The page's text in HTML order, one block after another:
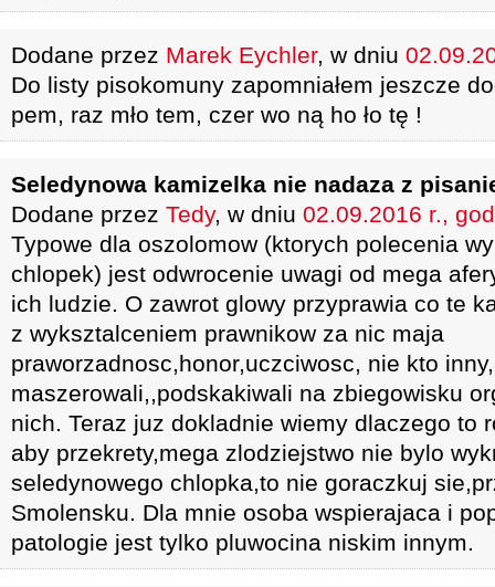
Dodane przez Marek Eychler, w dniu
Do listy pisokomuny zapomniałem jeszcze
pem, raz mło tem, czer wo ną ho ło tę !
Seledynowa kamizelka nie nadaza z
Dodane przez Tedy, w dniu 02.09.2016 r.,
Typowe dla oszolomow (ktorych polecenia
chlopek) jest odwrocenie uwagi od mega
ich ludzie. O zawrot glowy przyprawia co te
z wyksztalceniem prawnikow za nic maja
praworzadnosc,honor,uczciwosc, nie kto
maszerowali,,podskakiwali na zbiegowisku
nich. Teraz juz dokladnie wiemy dlaczego to
aby przekrety,mega zlodziejstwo nie bylo
seledynowego chlopka,to nie goraczkuj
Smolensku. Dla mnie osoba wspierajaca i
patologie jest tylko pluwocina niskim innym.